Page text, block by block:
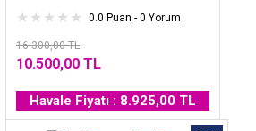
0.0 Puan - 0 Yorum
16.300,00 TL
10.500,00 TL
Havale Fiyatı : 8.925,00 TL